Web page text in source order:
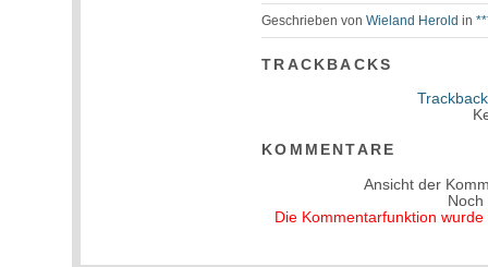
Geschrieben vonWieland Herold in
TRACKBACKS
KOMMENTARE
Ansicht der
Die Kommentarfunktion